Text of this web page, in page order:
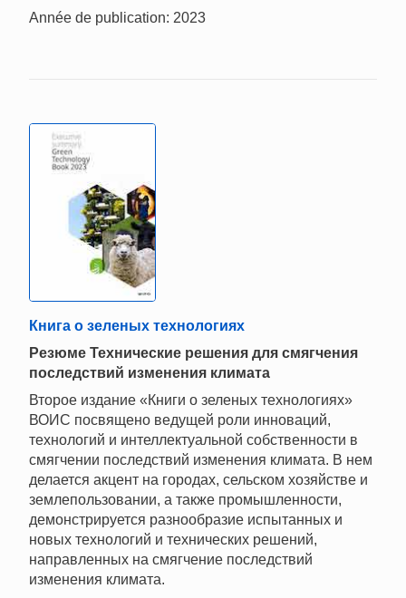
Année de publication: 2023
Книга о зеленых технологиях
Резюме Технические решения для смягчения
последствий изменения климата
Второе издание «Книги о зеленых технологиях»
ВОИС посвящено ведущей роли инноваций,
технологий и интеллектуальной собственности в
смягчении последствий изменения климата. В нем
делается акцент на городах, сельском хозяйстве и
землепользовании, а также промышленности,
демонстрируется разнообразие испытанных и
новых технологий и технических решений,
направленных на смягчение последствий
изменения климата.